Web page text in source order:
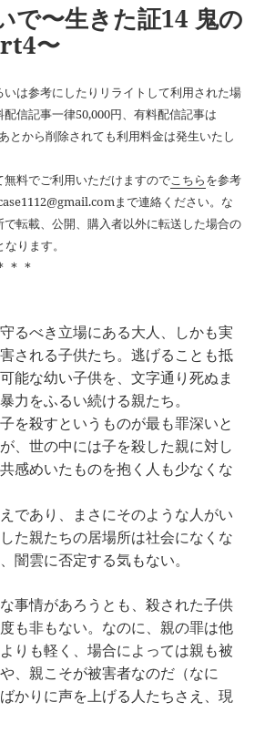
で〜生きた証14 鬼の
〜
いは参考にしたりリライトして利用された場
信記事一律50,000円、有料配信記事は
とから削除されても利用料金は発生いたし
料でご利用いただけますのでこちらを参考
まで連絡ください。な
で転載、公開、購入者以外に転送した場合の
ります。
＊＊
るべき立場にある大人、しかも実
される子供たち。逃げることも抵
能な幼い子供を、文字通り死ぬま
力をふるい続ける親たち。
を殺すというものが最も罪深いと
、世の中には子を殺した親に対し
感めいたものを抱く人も少なくな
であり、まさにそのような人がい
た親たちの居場所は社会になくな
闇雲に否定する気もない。
事情があろうとも、殺された子供
も非もない。なのに、親の罪は他
りも軽く、場合によっては親も被
、親こそが被害者なのだ（なに
かりに声を上げる人たちさえ、現